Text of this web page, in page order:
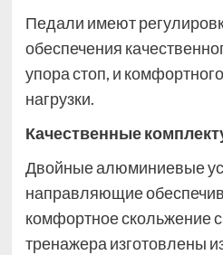
Педали имеют
обеспечения
упора стоп, и
нагрузки.
Качественные
Двойные алюминиевые
направляющие
комфортное скольжение
тренажера изготовлены